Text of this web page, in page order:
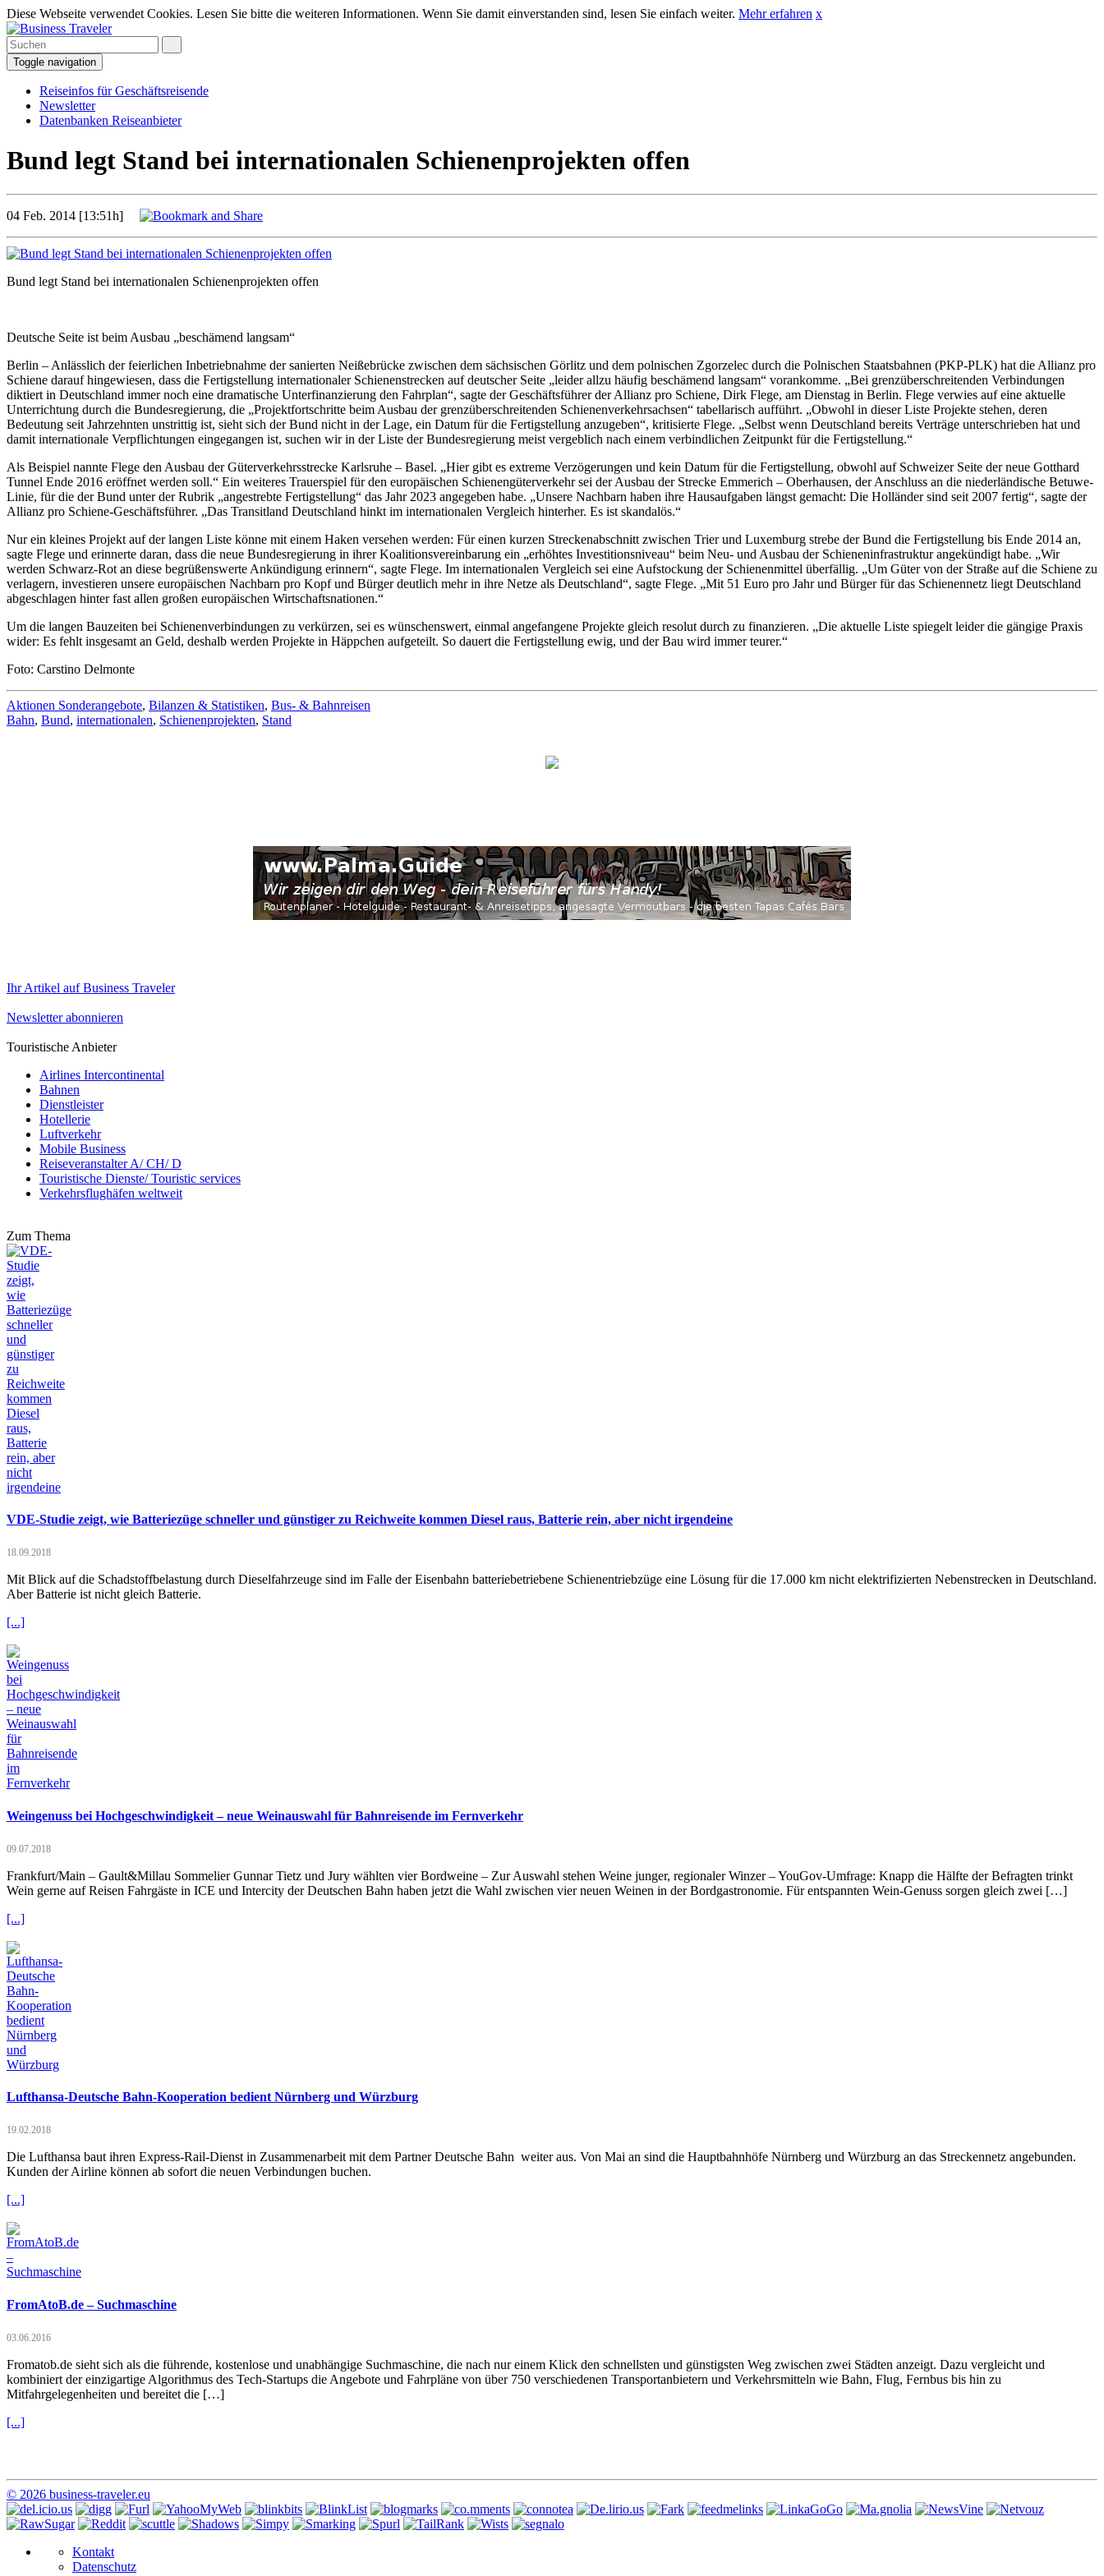
Diese Webseite verwendet Cookies. Lesen Sie bitte die weiteren Informationen. Wenn Sie damit einverstanden sind, lesen Sie einfach weiter. Mehr erfahren x
Toggle navigation
Reiseinfos für Geschäftsreisende
Newsletter
Datenbanken Reiseanbieter
Bund legt Stand bei internationalen Schienenprojekten offen
04 Feb. 2014 [13:51h]
Bund legt Stand bei internationalen Schienenprojekten offen
Deutsche Seite ist beim Ausbau „beschämend langsam“
Berlin – Anlässlich der feierlichen Inbetriebnahme der sanierten Neißebrücke zwischen dem sächsischen Görlitz und dem polnischen Zgorzelec durch die Polnischen Staatsbahnen (PKP-PLK) hat die Allianz pro
Schiene darauf hingewiesen, dass die Fertigstellung internationaler Schienenstrecken auf deutscher Seite „leider allzu häufig beschämend langsam“ vorankomme. „Bei grenzüberschreitenden Verbindungen
diktiert in Deutschland immer noch eine dramatische Unterfinanzierung den Fahrplan“, sagte der Geschäftsführer der Allianz pro Schiene, Dirk Flege, am Dienstag in Berlin. Flege verwies auf eine aktuelle
Unterrichtung durch die Bundesregierung, die „Projektfortschritte beim Ausbau der grenzüberschreitenden Schienenverkehrsachsen“ tabellarisch aufführt. „Obwohl in dieser Liste Projekte stehen, deren
Bedeutung seit Jahrzehnten unstrittig ist, sieht sich der Bund nicht in der Lage, ein Datum für die Fertigstellung anzugeben“, kritisierte Flege. „Selbst wenn Deutschland bereits Verträge unterschrieben hat und
damit internationale Verpflichtungen eingegangen ist, suchen wir in der Liste der Bundesregierung meist vergeblich nach einem verbindlichen Zeitpunkt für die Fertigstellung.“
Als Beispiel nannte Flege den Ausbau der Güterverkehrsstrecke Karlsruhe – Basel. „Hier gibt es extreme Verzögerungen und kein Datum für die Fertigstellung, obwohl auf Schweizer Seite der neue Gotthard
Tunnel Ende 2016 eröffnet werden soll.“ Ein weiteres Trauerspiel für den europäischen Schienengüterverkehr sei der Ausbau der Strecke Emmerich – Oberhausen, der Anschluss an die niederländische Betuwe-
Linie, für die der Bund unter der Rubrik „angestrebte Fertigstellung“ das Jahr 2023 angegeben habe. „Unsere Nachbarn haben ihre Hausaufgaben längst gemacht: Die Holländer sind seit 2007 fertig“, sagte der
Allianz pro Schiene-Geschäftsführer. „Das Transitland Deutschland hinkt im internationalen Vergleich hinterher. Es ist skandalös.“
Nur ein kleines Projekt auf der langen Liste könne mit einem Haken versehen werden: Für einen kurzen Streckenabschnitt zwischen Trier und Luxemburg strebe der Bund die Fertigstellung bis Ende 2014 an,
sagte Flege und erinnerte daran, dass die neue Bundesregierung in ihrer Koalitionsvereinbarung ein „erhöhtes Investitionsniveau“ beim Neu- und Ausbau der Schieneninfrastruktur angekündigt habe. „Wir
werden Schwarz-Rot an diese begrüßenswerte Ankündigung erinnern“, sagte Flege. Im internationalen Vergleich sei eine Aufstockung der Schienenmittel überfällig. „Um Güter von der Straße auf die Schiene zu
verlagern, investieren unsere europäischen Nachbarn pro Kopf und Bürger deutlich mehr in ihre Netze als Deutschland“, sagte Flege. „Mit 51 Euro pro Jahr und Bürger für das Schienennetz liegt Deutschland
abgeschlagen hinter fast allen großen europäischen Wirtschaftsnationen.“
Um die langen Bauzeiten bei Schienenverbindungen zu verkürzen, sei es wünschenswert, einmal angefangene Projekte gleich resolut durch zu finanzieren. „Die aktuelle Liste spiegelt leider die gängige Praxis
wider: Es fehlt insgesamt an Geld, deshalb werden Projekte in Häppchen aufgeteilt. So dauert die Fertigstellung ewig, und der Bau wird immer teurer.“
Foto: Carstino Delmonte
Aktionen Sonderangebote, Bilanzen & Statistiken, Bus- & Bahnreisen
Bahn, Bund, internationalen, Schienenprojekten, Stand
Ihr Artikel auf Business Traveler
Newsletter abonnieren
Touristische Anbieter
Airlines Intercontinental
Bahnen
Dienstleister
Hotellerie
Luftverkehr
Mobile Business
Reiseveranstalter A/ CH/ D
Touristische Dienste/ Touristic services
Verkehrsflughäfen weltweit
Zum Thema
VDE-Studie zeigt, wie Batteriezüge schneller und günstiger zu Reichweite kommen Diesel raus, Batterie rein, aber nicht irgendeine
18.09.2018
Mit Blick auf die Schadstoffbelastung durch Dieselfahrzeuge sind im Falle der Eisenbahn batteriebetriebene Schienentriebzüge eine Lösung für die 17.000 km nicht elektrifizierten Nebenstrecken in Deutschland.
Aber Batterie ist nicht gleich Batterie.
[...]
Weingenuss bei Hochgeschwindigkeit – neue Weinauswahl für Bahnreisende im Fernverkehr
09.07.2018
Frankfurt/Main – Gault&Millau Sommelier Gunnar Tietz und Jury wählten vier Bordweine – Zur Auswahl stehen Weine junger, regionaler Winzer – YouGov-Umfrage: Knapp die Hälfte der Befragten trinkt
Wein gerne auf Reisen Fahrgäste in ICE und Intercity der Deutschen Bahn haben jetzt die Wahl zwischen vier neuen Weinen in der Bordgastronomie. Für entspannten Wein-Genuss sorgen gleich zwei […]
[...]
Lufthansa-Deutsche Bahn-Kooperation bedient Nürnberg und Würzburg
19.02.2018
Die Lufthansa baut ihren Express-Rail-Dienst in Zusammenarbeit mit dem Partner Deutsche Bahn weiter aus. Von Mai an sind die Hauptbahnhöfe Nürnberg und Würzburg an das Streckennetz angebunden.
Kunden der Airline können ab sofort die neuen Verbindungen buchen.
[...]
FromAtoB.de – Suchmaschine
03.06.2016
Fromatob.de sieht sich als die führende, kostenlose und unabhängige Suchmaschine, die nach nur einem Klick den schnellsten und günstigsten Weg zwischen zwei Städten anzeigt. Dazu vergleicht und
kombiniert der einzigartige Algorithmus des Tech-Startups die Angebote und Fahrpläne von über 750 verschiedenen Transportanbietern und Verkehrsmitteln wie Bahn, Flug, Fernbus bis hin zu
Mitfahrgelegenheiten und bereitet die […]
[...]
© 2026 business-traveler.eu
Kontakt
Datenschutz